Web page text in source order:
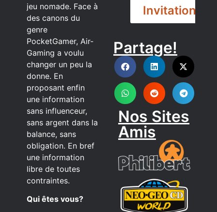
jeu nomade. Face à
des canons du
genre
PocketGamer, Air-
Gaming a voulu
changer un peu la
donne. En
proposant enfin
une information
sans influenceur,
sans argent dans la
balance, sans
obligation. En bref
une information
libre de toutes
contraintes.
Qui êtes vous?
Invitation
DISCORD
Partage!
Nos Sites
Amis